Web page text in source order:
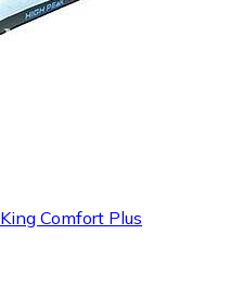
Comfort Plus